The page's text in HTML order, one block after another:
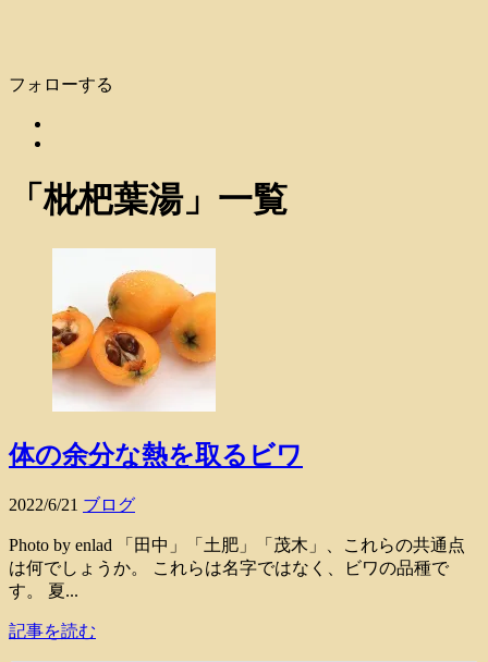
フォローする
「枇杷葉湯」 一覧
体の余分な熱を取るビワ
2022/6/21 ブログ
Photo by enlad 「田中」「土肥」「茂木」、これらの共通点
は何でしょうか。 これらは名字ではなく、ビワの品種で
す。 夏...
記事を読む